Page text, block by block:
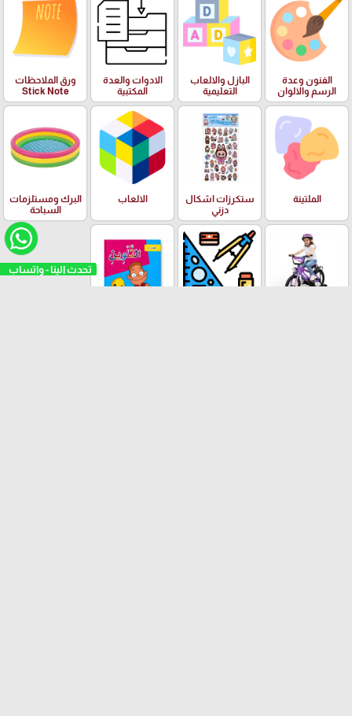
تحدث الينا - واتساب
الفنون وعدة
الرسم والالوان
البازل والالعاب
التعليمية
الادوات والعدة
المكتبية
ورق الملاحظات
Stick Note
الملتينة
ستكرزات اشكال
دزني
الالعاب
البرك ومستلزمات
السباحة